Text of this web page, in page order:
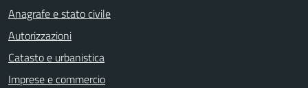
Anagrafe e stato civile
Autorizzazioni
Catasto e urbanistica
Imprese e commercio